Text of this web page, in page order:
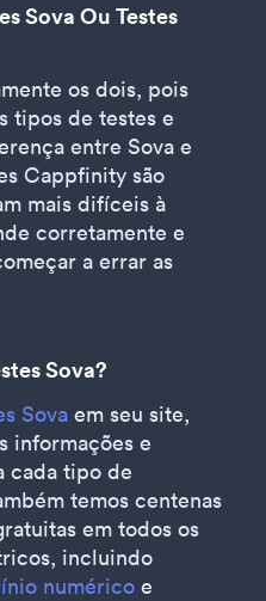
Sova Ou Testes
os dois, pois
tipos de testes e
entre Sova e
Cappfinity são
mais difíceis à
corretamente e
a errar as
Sova?
Sova em seu site,
informações e
cada tipo de
temos centenas
em todos os
incluindo
numérico e